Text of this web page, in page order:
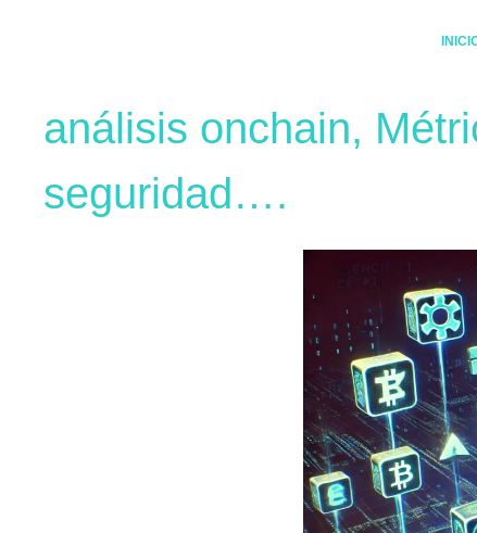
análisis onchain,
seguridad….